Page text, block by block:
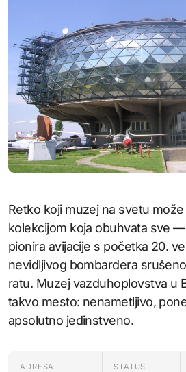
Retko koji muzej na svetu može da se pohvali
kolekcijom koja obuhvata sve
pionira avijacije s početka 20.
nevidljivog bombardera
ratu. Muzej vazduhoplovstva u
takvo mesto: nenametljivo,
apsolutno jedinstveno.
ADRESA
STATUS